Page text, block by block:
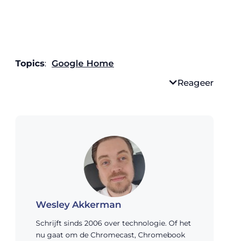
Topics: Google Home
Reageer
Wesley Akkerman
Schrijft sinds 2006 over technologie. Of het
nu gaat om de Chromecast, Chromebook